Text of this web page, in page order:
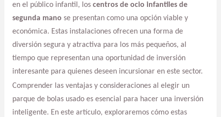
en el público infantil, los centros de ocio infantiles de
segunda mano se presentan como una opción viable y
económica. Estas instalaciones ofrecen una forma de
diversión segura y atractiva para los más pequeños, al
tiempo que representan una oportunidad de inversión
interesante para quienes deseen incursionar en este sector.
Comprender las ventajas y consideraciones al elegir un
parque de bolas usado es esencial para hacer una inversión
inteligente. En este artículo, exploraremos cómo estas